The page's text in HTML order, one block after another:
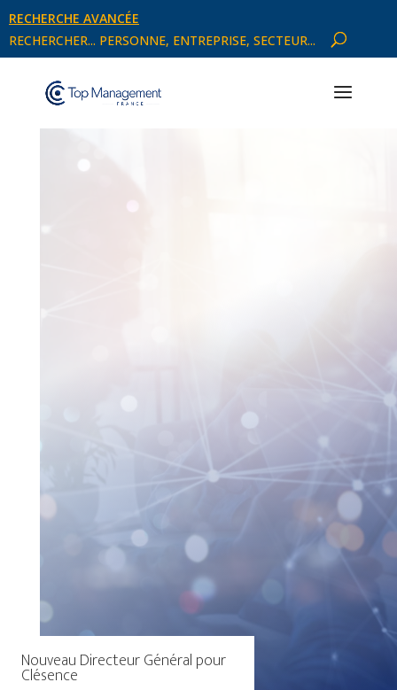
RECHERCHER... PERSONNE, ENTREPRISE, SECTEUR...
RECHERCHE AVANCÉE
Nouveau Directeur Général pour
Clésence